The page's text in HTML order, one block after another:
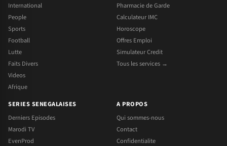
International
People
Sports
Football
Lutte
Faits Divers
Videos
Afrique
Pharmacie de Garde
Calculateur IMC
Horoscope
Offres Emploi
Simulateur Credit
Tous les services →
SERIES SENEGALAISES
Derniers Episodes
Marodi TV
EvenProd
A PROPOS
Qui sommes-nous
Contact
Confidentialite